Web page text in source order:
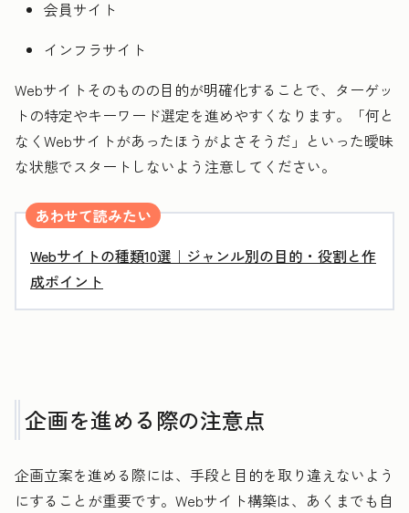
会員サイト
インフラサイト
Webサイトそのものの目的が明確化することで、ターゲッ
トの特定やキーワード選定を進めやすくなります。「何と
なくWebサイトがあったほうがよさそうだ」といった曖昧
な状態でスタートしないよう注意してください。
あわせて読みたい
Webサイトの種類10選｜ジャンル別の目的・役割と作
成ポイント
企画を進める際の注意点
企画立案を進める際には、手段と目的を取り違えないよう
にすることが重要です。Webサイト構築は、あくまでも自